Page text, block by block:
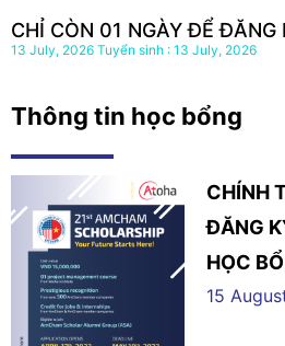
CHỈ CÒN 01 NGÀY ĐỂ ĐĂNG
13 July, 2026 13 July, 2026
Thông tin học bổng
CHÍNH
ĐĂNG
HỌC
15